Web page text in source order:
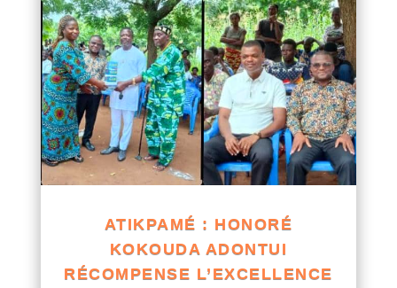
ATIKPAMÉ : HONORÉ
KOKOUDA ADONTUI
RÉCOMPENSE L’EXCELLENCE